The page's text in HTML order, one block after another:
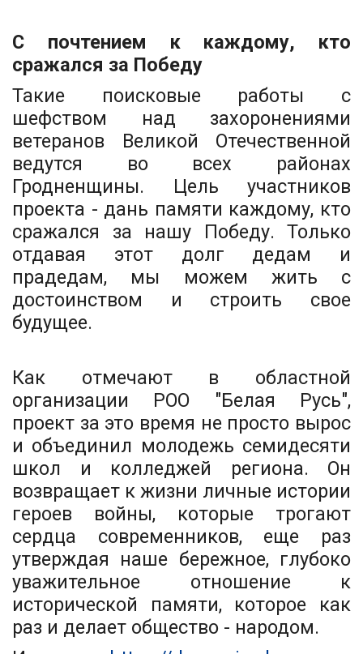
С почтением к каждому, кто
сражался за Победу
Такие поисковые работы с
шефством над захоронениями
ветеранов Великой Отечественной
ведутся во всех районах
Гродненщины. Цель участников
проекта - дань памяти каждому, кто
сражался за нашу Победу. Только
отдавая этот долг дедам и
прадедам, мы можем жить с
достоинством и строить свое
будущее.
Как отмечают в областной
организации РОО "Белая Русь",
проект за это время не просто вырос
и объединил молодежь семидесяти
школ и колледжей региона. Он
возвращает к жизни личные истории
героев войны, которые трогают
сердца современников, еще раз
утверждая наше бережное, глубоко
уважительное отношение к
исторической памяти, которое как
раз и делает общество - народом.